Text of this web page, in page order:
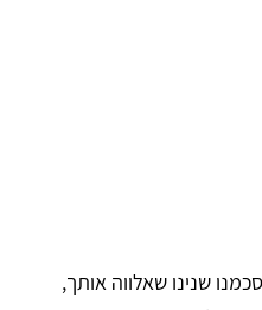
שנינו שאלווה אותך,